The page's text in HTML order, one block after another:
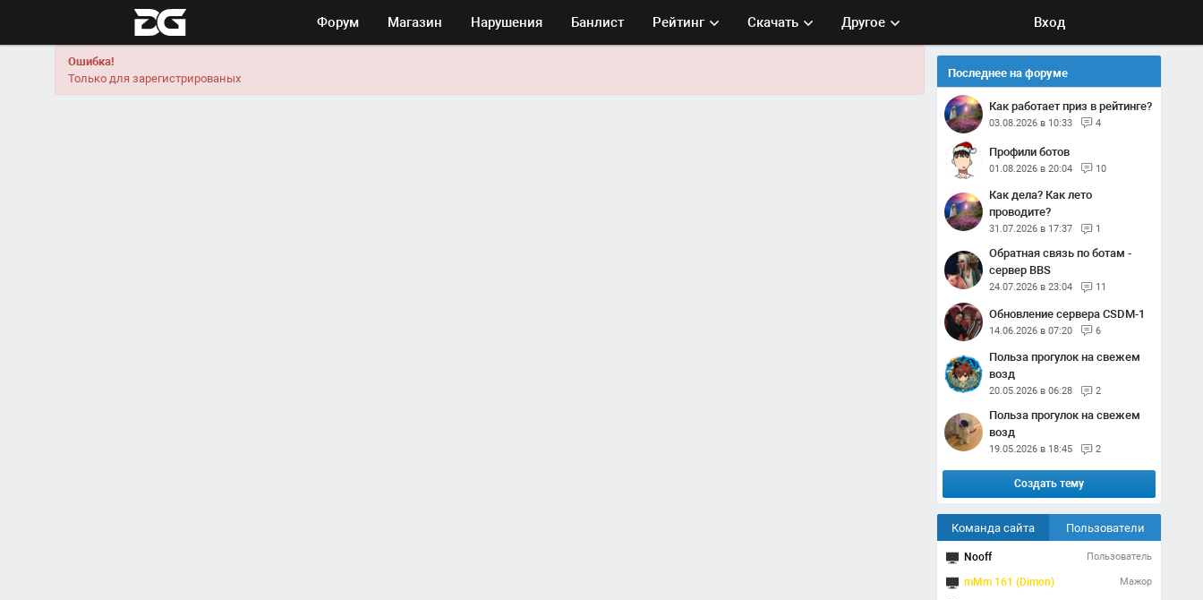
Форум Магазин Нарушения Банлист Рейтинг Скачать Другое Вход
Ошибка!
Только для зарегистрированых
Последнее на форуме
Как работает приз в рейтинге?
03.08.2026 в 10:33 4
Профили ботов
01.08.2026 в 20:04 10
Как дела? Как лето
проводите?
31.07.2026 в 17:37 1
Обратная связь по ботам -
сервер BBS
24.07.2026 в 23:04 11
Обновление сервера CSDM-1
14.06.2026 в 07:20 6
Польза прогулок на свежем
возд
20.05.2026 в 06:28 2
Польза прогулок на свежем
возд
19.05.2026 в 18:45 2
Создать тему
Команда сайта Пользователи
Nooff Пользователь
mMm 161 (Dimon) Мажор